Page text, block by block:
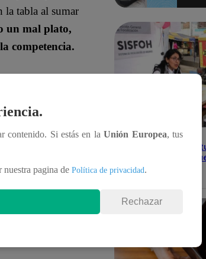
la tabla al sumar
un mal plato,
competencia.
Revisa con tu DNI si
como pobre, de
Te ayudo
contenido. Si estás en laUnión Europea, tus
pagina de Política de privacidad.
Rechazar